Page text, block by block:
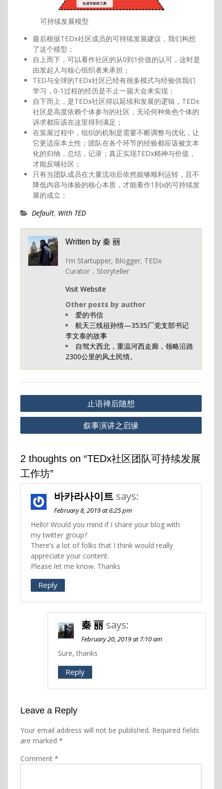
可持续发展模型
最后根据TEDx社区成员的可持续发展建议，我们构想
了这个模型；
自上而下，可以看作社区的从0到1价值的认可，这时是
由发起人与核心组织者来承担；
TED与全球的TEDx社区已经有很多模式与经验供我们
学习，0-1过程的经历是不止一届大会来实现；
自下而上，是TEDx社区得以延续和发展的逻辑，TEDx
社区是高度依赖个体参与的社区，无论何种角色个体的
诉求都应该在这里得到满足；
在策展过程中，组织的机制是需要不断调整与优化，让
它更适应本土性；团队在各个环节的经验都应该被文本
化的归纳，总结，记录；真正实现TEDx精神与价值，
才能反哺社区；
只有当团队成员在大量流动后依然能够顺利运转，且不
降低内容与体验的核心本质，才能看作1到x的可持续发
展的成立；
Default, With TED
Written by 秦 丽
I'm Startupper, Blogger, TEDx
Curator，Storyteller
Visit Website
Other posts by author
爱的书信
航天三线祖孙情—3535厂党支部书记
李文泰的故事
自驾大西北，重温河西走廊，领略沿路
2300公里的风土民情。
Post
navigation
止语禅后随想
叙事演讲之启缘
2 thoughts on “TEDx社区团队可持续发展
工作坊”
바카라사이트 says:
February 8, 2019 at 6:25 pm
Hello! Would you mind if I share your blog with
my twitter group?
There’s a lot of folks that I think would really
appreciate your content.
Please let me know. Thanks
Reply
秦 丽 says:
February 20, 2019 at 7:10 am
Sure, thanks
Reply
Leave a Reply
Your email address will not be published. Required fields
are marked *
Comment *